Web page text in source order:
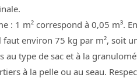
: 1 m² correspond à 0,05 m³.
environ 75 kg par m², soit
au type de sac et à la
à la pelle ou au seau.